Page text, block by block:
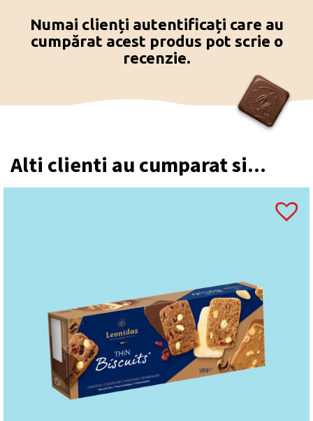
Numai clienți autentificați care au
cumpărat acest produs pot scrie o
recenzie.
Alti clienti au cumparat si...